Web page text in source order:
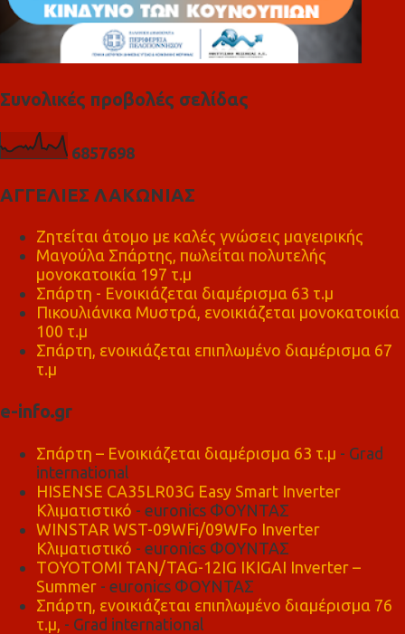
Συνολικές προβολές σελίδας
6857698
ΑΓΓΕΛΙΕΣ ΛΑΚΩΝΙΑΣ
Ζητείται άτομο με καλές γνώσεις μαγειρικής
Μαγούλα Σπάρτης, πωλείται πολυτελής
μονοκατοικία 197 τ.μ
Σπάρτη - Ενοικιάζεται διαμέρισμα 63 τ.μ
Πικουλιάνικα Μυστρά, ενοικιάζεται μονοκατοικία
100 τ.μ
Σπάρτη, ενοικιάζεται επιπλωμένο διαμέρισμα 67
τ.μ
e-info.gr
Σπάρτη – Ενοικιάζεται διαμέρισμα 63 τ.μ - Grad
international
HISENSE CA35LR03G Easy Smart Inverter
Κλιματιστικό - euronics ΦΟΥΝΤΑΣ
WINSTAR WST-09WFi/09WFo Inverter
Κλιματιστικό - euronics ΦΟΥΝΤΑΣ
TOYOTOMI TAN/TAG-12IG IKIGAI Inverter –
Summer - euronics ΦΟΥΝΤΑΣ
Σπάρτη, ενοικιάζεται επιπλωμένο διαμέρισμα 76
τ.μ, - Grad international